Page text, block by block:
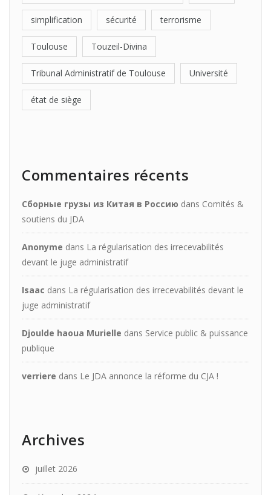
simplification sécurité terrorisme
Toulouse Touzeil-Divina
Tribunal Administratif de Toulouse Université
état de siège
Commentaires récents
Сборные грузы из Китая в Россию dans Comités &
soutiens du JDA
Anonyme dans La régularisation des irrecevabilités
devant le juge administratif
Isaac dans La régularisation des irrecevabilités devant le
juge administratif
Djoulde haoua Murielle dans Service public & puissance
publique
verriere dans Le JDA annonce la réforme du CJA !
Archives
juillet 2026